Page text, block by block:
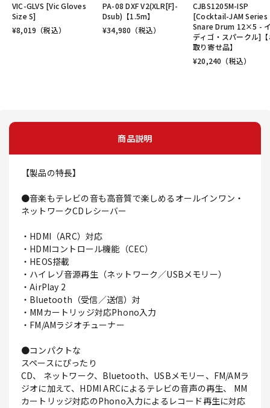
VIC-GLVS [Vic Gloves
Size S]
¥8,019 （税込）
PA-08 DXF V2(XLR[F]-
Dsub)【1.5m】
¥34,980 （税込）
CJBS1205M-ISP
[Cocktail-JAM Series
Snare Drum 12×5 -
ディゴ・スパークル]
取り寄せ品】
¥20,240 （税込）
商品説明
【製品の特長】
●音楽もテレビの音も高音質で楽しめるオールインワン・
ネットワークCDレシーバー
・HDMI（ARC）対応
・HDMIコントロール機能（CEC）
・HEOS搭載
・ハイレゾ音源再生（ネットワーク／USBメモリー）
・AirPlay 2
・Bluetooth（受信／送信）対
・MMカートリッジ対応Phono入力
・FM/AMラジオチューナー
●コンパクトな
スペースにぴったり
CD、 ネットワーク、Bluetooth、USBメモリー、FM/AMラ
ジオに加えて、HDMI ARCによるテレビの音声の再生、 MM
カートリッジ対応のPhono入力によるレコード再生に対応